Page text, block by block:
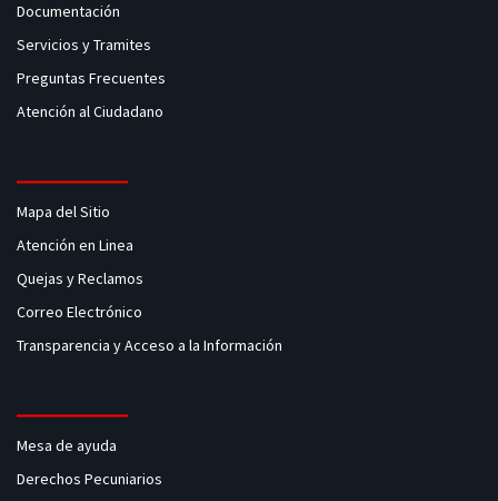
Documentación
Servicios y Tramites
Preguntas Frecuentes
Atención al Ciudadano
Mapa del Sitio
Atención en Linea
Quejas y Reclamos
Correo Electrónico
Transparencia y Acceso a la Información
Mesa de ayuda
Derechos Pecuniarios